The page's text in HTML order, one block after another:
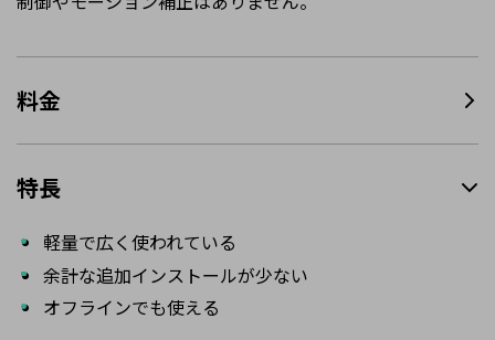
料金
特長
軽量で広く使われている
余計な追加インストールが少ない
オフラインでも使える